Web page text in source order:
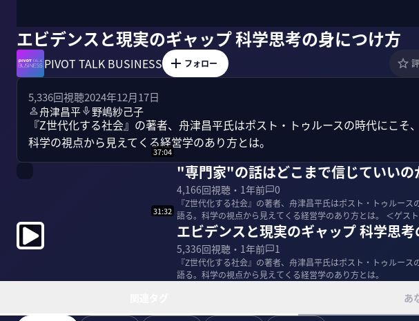
エビデンスと現実のギャップ 科学思考の身につけ方
PIVOT TALK BUSINESS フォロー
5,336回視聴2024年12月17日
舟津昌平
野嶋紗己子
『Z世代化する社会』の著者、舟津昌平氏はポスト・トゥルースの時代にこそ
37:04
"専門家"の話はどこまで信じていいの
4,166回視聴・ 1年前 0
『Z世代化する社会』の著者、舟津昌平氏はポスト・トゥルー
語る。科学の視点から見えてくる経営学のあり方とは。 ＜ゲスト＞ 舟津昌平｜経営学者 京都大学大学
院経済学研...
31:32
エビデンスと現実のギャップ 科学思
5,336回視聴・ 1年前 1
『Z世代化する社会』の著者、舟津昌平氏はポスト・トゥルー
語る。科学の視点から見えてくる経営学のあり方とは。
あ